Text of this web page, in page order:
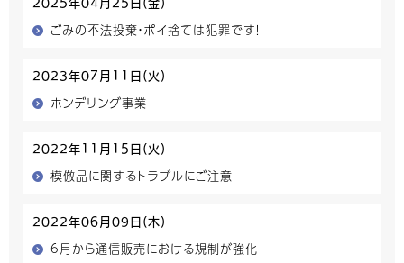
2025年04月25日(金)
ごみの不法投棄・ポイ捨ては犯罪です！
2023年07月11日(火)
ホンデリング事業
2022年11月15日(火)
模倣品に関するトラブルにご注意
2022年06月09日(木)
6月から通信販売における規制が強化